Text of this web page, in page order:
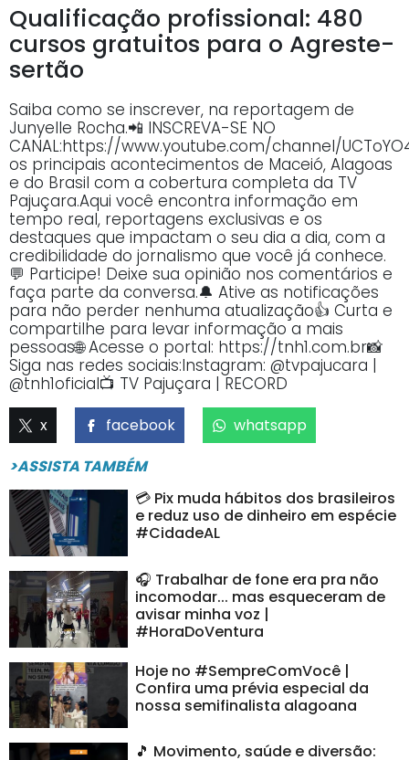
Qualificação profissional: 480
cursos gratuitos para o Agreste-
sertão
Saiba como se inscrever, na reportagem de
Junyelle Rocha.📲 INSCREVA-SE NO
CANAL:https://www.youtube.com/channel/
os principais acontecimentos de Maceió, Alagoas
e do Brasil com a cobertura completa da TV
Pajuçara.Aqui você encontra informação em
tempo real, reportagens exclusivas e os
destaques que impactam o seu dia a dia, com a
credibilidade do jornalismo que você já conhece.
💬 Participe! Deixe sua opinião nos comentários e
faça parte da conversa.🔔 Ative as notificações
para não perder nenhuma atualização👍 Curta e
compartilhe para levar informação a mais
pessoas🌐 Acesse o portal: https://tnh1.com.br📸
Siga nas redes sociais:Instagram: @tvpajucara |
@tnh1oficial📺 TV Pajuçara | RECORD
x facebook
whatsapp
>ASSISTA TAMBÉM
💳 Pix muda hábitos dos brasileiros
e reduz uso de dinheiro em espécie
#CidadeAL
🎧 Trabalhar de fone era pra não
incomodar... mas esqueceram de
avisar minha voz |
#HoraDoVentura
Hoje no #SempreComVocê |
Confira uma prévia especial da
nossa semifinalista alagoana
🎵 Movimento, saúde e diversão: